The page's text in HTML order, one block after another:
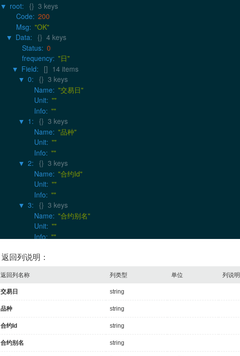
▶ root: {} 3 keys
Code: 200
Msg: "OK"
▶ Data: {} 4 keys
Status: 0
frequency: "日"
▶ Field: [] 14 items
▶ 0: {} 3 keys
Name: "交易日"
Unit: ""
Info: ""
▶ 1 : {} 3 keys
Name: "品种"
Unit: ""
Info: ""
▶ 2: {} 3 keys
Name: "合约Id"
Unit: ""
Info: ""
▶ 3: {} 3 keys
Name: "合约别名"
Unit: ""
Info: ""
Name
返回列说明：
返回列名称 列类型 单位 列说明
交易日 string
品种 string
合约Id string
合约别名 string